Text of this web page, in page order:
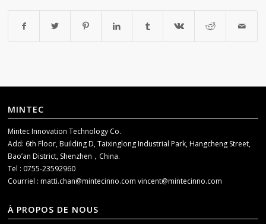
MINTEC
Mintec Innovation Technology Co.
Add: 6th Floor, Building D, Taixinglong Industrial Park, Hangcheng Street,
Bao’an District, Shenzhen，China.
Tel : 0755-23592960
Courriel :matti.chan@mintecinno.comvincent@mintecinno.com
À PROPOS DE NOUS